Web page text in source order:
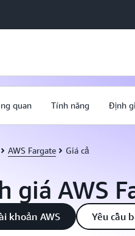
quan Tính năng Định
AWS Fargate Giá cả
giá AWS
khoản AWS Yêu cầu